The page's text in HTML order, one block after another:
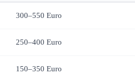
300–550 Euro
250–400 Euro
150–350 Euro